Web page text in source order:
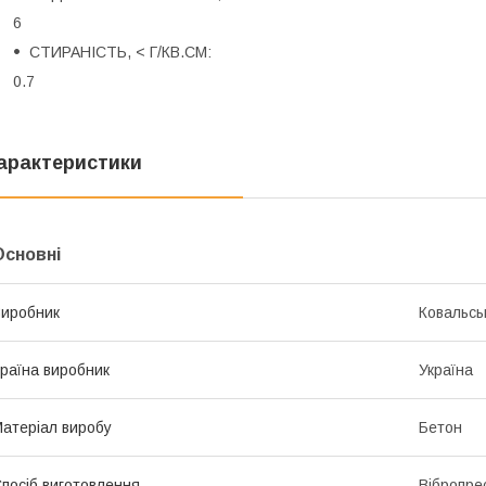
6
СТИРАНІСТЬ, < Г/КВ.СМ:
0.7
виробник Україна
виробу Бетон